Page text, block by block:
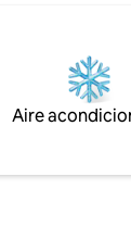
(5 min) -
(6 min) - Living
Alam Sutera
Aire